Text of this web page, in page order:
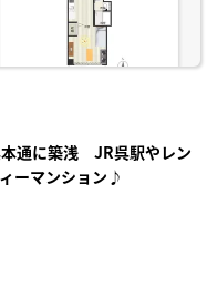
本通に築浅 JR呉駅やレン
ーマンション♪